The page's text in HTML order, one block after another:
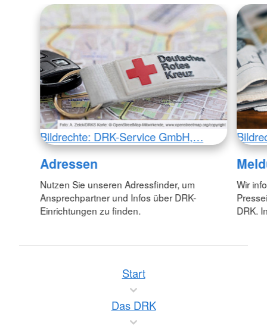
Bildrechte: DRK-Service GmbH,…
Adressen
Nutzen Sie unseren Adressfinder, um
Ansprechpartner und Infos über DRK-
Einrichtungen zu finden.
Wir
DRK.
Start
Das DRK